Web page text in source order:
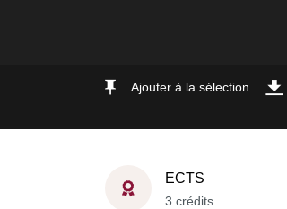
Ajouter à la sélection
ECTS
3 crédits